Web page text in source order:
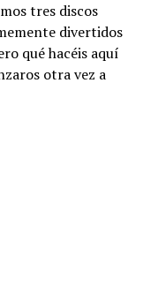
tres discos
divertidos
qué hacéis aquí
otra vez a